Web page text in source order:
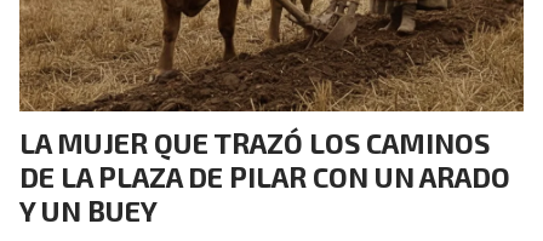
LA MUJER QUE TRAZÓ LOS CAMINOS
DE LA PLAZA DE PILAR CON UN ARADO
Y UN BUEY